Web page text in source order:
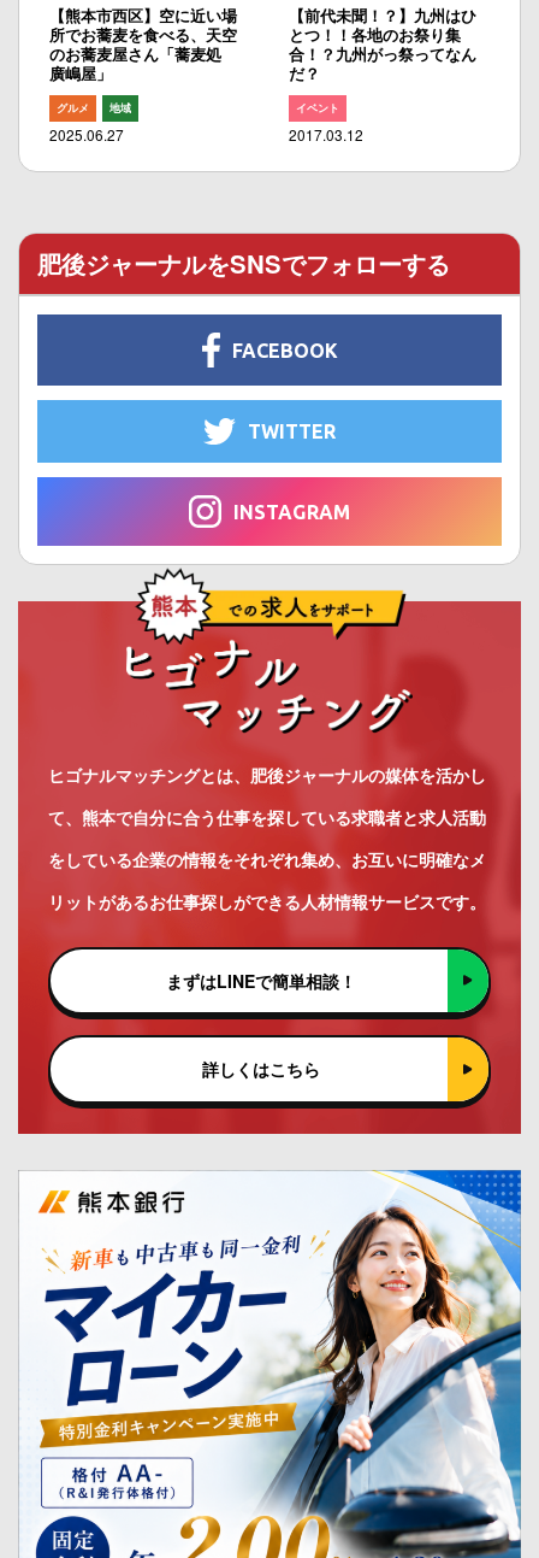
【熊本市西区】空に近い場
所でお蕎麦を食べる、天空
のお蕎麦屋さん「蕎麦処
廣嶋屋」
グルメ 地域
2025.06.27
【前代未聞！？】九州はひ
とつ！！各地のお祭り集
合！？九州がっ祭ってなん
だ？
イベント
2017.03.12
肥後ジャーナルをSNSでフォローする
FACEBOOK
TWITTER
INSTAGRAM
ヒゴナルマッチングとは、肥後ジャーナルの媒体を活かし
て、熊本で自分に合う仕事を探している求職者と求人活動
をしている企業の情報をそれぞれ集め、お互いに明確なメ
リットがあるお仕事探しができる人材情報サービスです。
まずはLINEで簡単相談！
詳しくはこちら